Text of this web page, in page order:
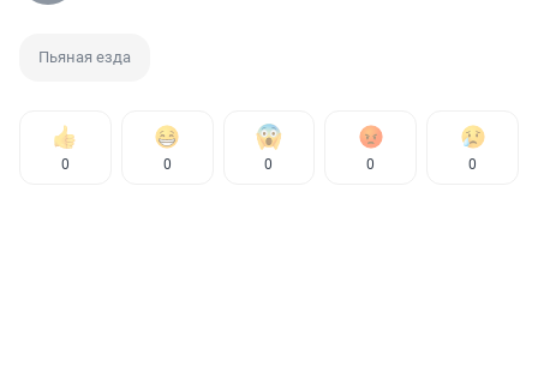
Пьяная езда
0 0 0 0 0